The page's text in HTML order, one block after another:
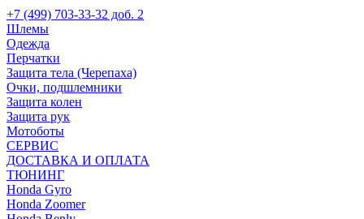
+7 (499) 703-33-32 доб. 2
Шлемы
Одежда
Перчатки
Защита тела (Черепаха)
Очки, подшлемники
Защита колен
Защита рук
Мотоботы
СЕРВИС
ДОСТАВКА И ОПЛАТА
ТЮНИНГ
Honda Gyro
Honda Zoomer